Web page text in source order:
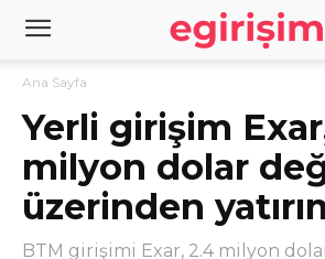
Ana Sayfa
Yerli girişim
milyon dolar
üzerinden
BTM girişimi Exar, 2.4 milyon